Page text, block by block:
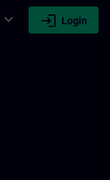
expand_more login Login